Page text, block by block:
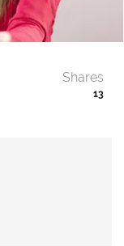
13
Shares